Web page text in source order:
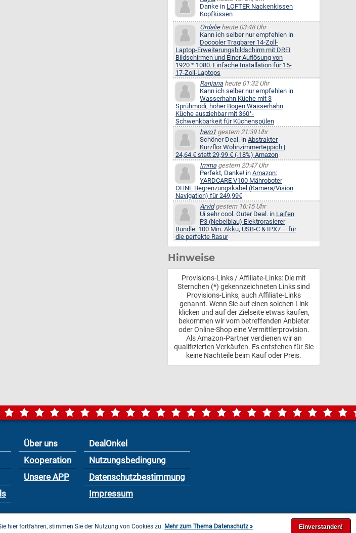
Danke in LOFTER Nackenkissen
Kopfkissen
Ordalieheute 03:48 Uhr
Kann ich selber nur empfehlen in
Docooler Tragbarer 14-Zoll-
Laptop-Erweiterungsbildschirm mit DREI
Bildschirmen und Einer Auflösung von
1920 * 1080. Einfache Installation für 15-
17-Zoll-Laptops
Ranjanaheute 01:32 Uhr
Kann ich selber nur empfehlen in
Wasserhahn Küche mit 3
Sprühmodi, hoher Bogen Wasserhahn
Küche ausziehbar mit 360°-
Schwenkbarkeit für Küchenspülen
hero1 gestern 21:39 Uhr
Schöner Deal. in Abstrakter
Kurzflor Wohnzimmerteppich |
24,64 € statt 29,99 € (-18%) Amazon
Immagestern 20:47 Uhr
Perfekt, Danke! in Amazon:
YARDCARE V100 Mähroboter
OHNE Begrenzungskabel (Kamera/Vision
Navigation) für 249,99€
Arvidgestern 16:15 Uhr
Ui sehr cool. Guter Deal. in Laifen
P3 (Nebelblau) Elektrorasierer
Bundle: 100 Min. Akku, USB-C & IPX7 – für
die perfekte Rasur
Hinweise
Provisions-Links / Affiliate-Links: Die mit
Sternchen (*) gekennzeichneten Links sind
Provisions-Links, auch Affiliate-Links
genannt. Wenn Sie auf einen solchen Link
klicken und auf der Zielseite etwas kaufen,
bekommen wir vom betreffenden Anbieter
oder Online-Shop eine Vermittlerprovision.
Als Amazon-Partner verdienen wir an
qualifizierten Verkäufen. Es entstehen für Sie
keine Nachteile beim Kauf oder Preis.
Über uns
Kooperation
Unsere APP
DealOnkel
Nutzungsbedingung
Datenschutzbestimmung
Impressum
hier fortfahren, stimmen Sie der Nutzung von Cookies zu. Mehr zum Thema Datenschutz »